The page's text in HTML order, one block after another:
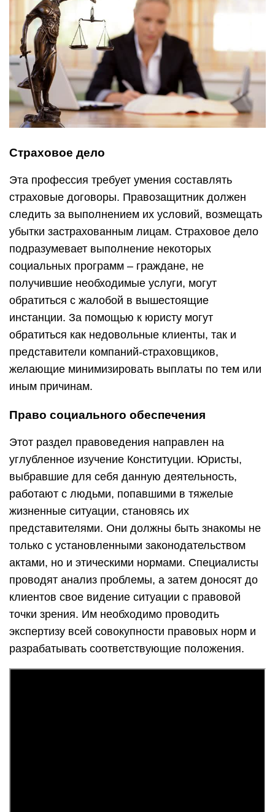
Страховое дело
Эта профессия требует умения составлять
страховые договоры. Правозащитник должен
следить за выполнением их условий, возмещать
убытки застрахованным лицам. Страховое дело
подразумевает выполнение некоторых
социальных программ – граждане, не
получившие необходимые услуги, могут
обратиться с жалобой в вышестоящие
инстанции. За помощью к юристу могут
обратиться как недовольные клиенты, так и
представители компаний-страховщиков,
желающие минимизировать выплаты по тем или
иным причинам.
Право социального обеспечения
Этот раздел правоведения направлен на
углубленное изучение Конституции. Юристы,
выбравшие для себя данную деятельность,
работают с людьми, попавшими в тяжелые
жизненные ситуации, становясь их
представителями. Они должны быть знакомы не
только с установленными законодательством
актами, но и этическими нормами. Специалисты
проводят анализ проблемы, а затем доносят до
клиентов свое видение ситуации с правовой
точки зрения. Им необходимо проводить
экспертизу всей совокупности правовых норм и
разрабатывать соответствующие положения.